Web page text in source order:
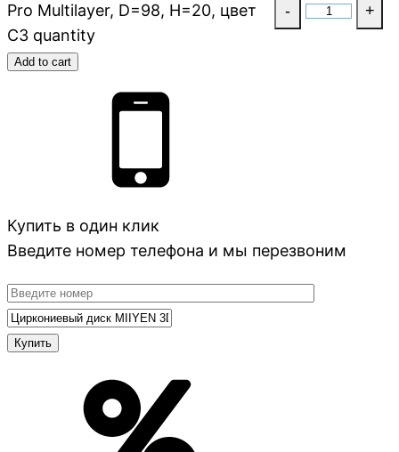
Pro Multilayer, D=98, H=20, цвет
C3 quantity
- +
Add to cart
Купить в один клик
Введите номер телефона и мы перезвоним